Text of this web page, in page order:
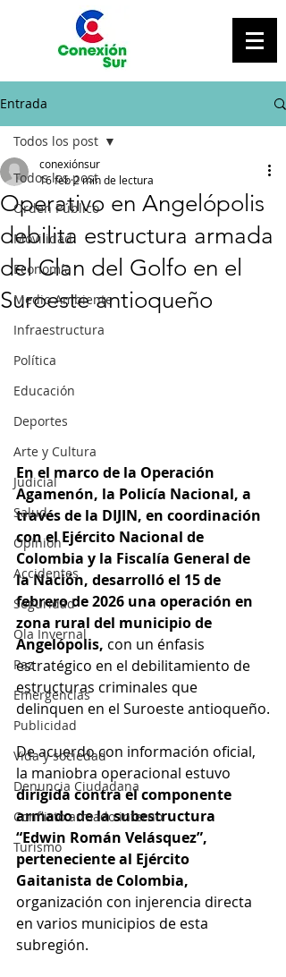
Entrada
Todos los post
Orden Público
Movilidad
Economía
Medio Ambiente
Infraestructura
Política
Educación
Deportes
Arte y Cultura
Judicial
Salud
Opinión
Accidentes
Seguridad
Ola Invernal
Paz
Emergencias
Publicidad
Vida y sociedad
Denuncia Ciudadana
Conflicto armado interno
Turismo
Todos los post
Operativo en Angelópolis
debilita estructura armada
del Clan del Golfo en el
Suroeste antioqueño
conexiónsur
16 feb2 min de lectura
En el marco de la Operación
Agamenón, la Policía Nacional, a
través de la DIJIN, en coordinación
con el Ejército Nacional de
Colombia y la Fiscalía General de
la Nación, desarrolló el 15 de
febrero de 2026 una operación en
zona rural del municipio de
Angelópolis, con un énfasis
estratégico en el debilitamiento de
estructuras criminales que
delinquen en el Suroeste antioqueño.
De acuerdo con información oficial,
la maniobra operacional estuvo
dirigida contra el componente
armado de la subestructura
“Edwin Román Velásquez”,
perteneciente al Ejército
Gaitanista de Colombia,
organización con injerencia directa
en varios municipios de esta
subregión.